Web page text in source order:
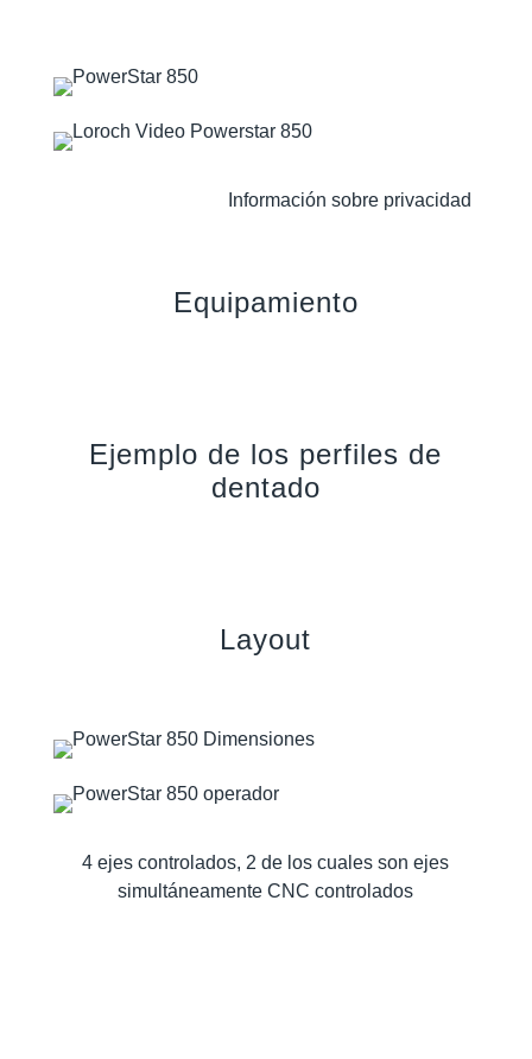
Información sobre privacidad
Equipamiento
Ejemplo de los perfiles de
dentado
Layout
4 ejes controlados, 2 de los cuales son ejes
simultáneamente CNC controlados